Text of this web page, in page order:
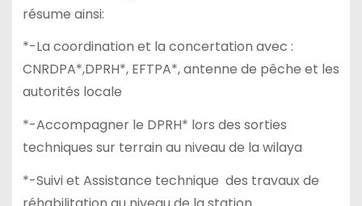
résume ainsi:
*-La coordination et la concertation avec :
CNRDPA*,DPRH*, EFTPA*, antenne de pêche et les
autorités locale
*-Accompagner le DPRH* lors des sorties
techniques sur terrain au niveau de la wilaya
*-Suivi et Assistance technique des travaux de